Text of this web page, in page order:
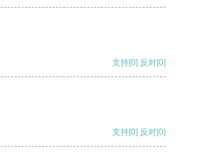
支持[0] 反对[0]
支持[0] 反对[0]